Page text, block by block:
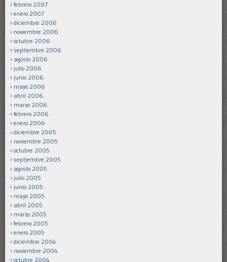
febrero 2007
enero 2007
diciembre 2006
noviembre 2006
octubre 2006
septiembre 2006
agosto 2006
julio 2006
junio 2006
mayo 2006
abril 2006
marzo 2006
febrero 2006
enero 2006
diciembre 2005
noviembre 2005
octubre 2005
septiembre 2005
agosto 2005
julio 2005
junio 2005
mayo 2005
abril 2005
marzo 2005
febrero 2005
enero 2005
diciembre 2004
noviembre 2004
octubre 2004